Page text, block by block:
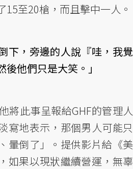
15至20槍，而且擊中一人。
下，旁邊的人說『哇，我覺
他們只是大笑。」
將此事呈報給GHF的管理人
寫地表示，那個男人可能只
暈倒了」。提供影片給《美
如果以現狀繼續營運，無辜